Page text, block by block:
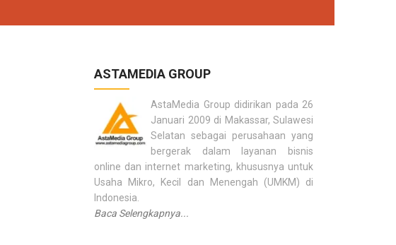
ASTAMEDIA GROUP
AstaMedia Group didirikan pada 26
Januari 2009 di Makassar, Sulawesi
Selatan sebagai perusahaan yang
bergerak dalam layanan bisnis
online dan internet marketing, khususnya untuk
Usaha Mikro, Kecil dan Menengah (UMKM) di
Indonesia.
Baca Selengkapnya...